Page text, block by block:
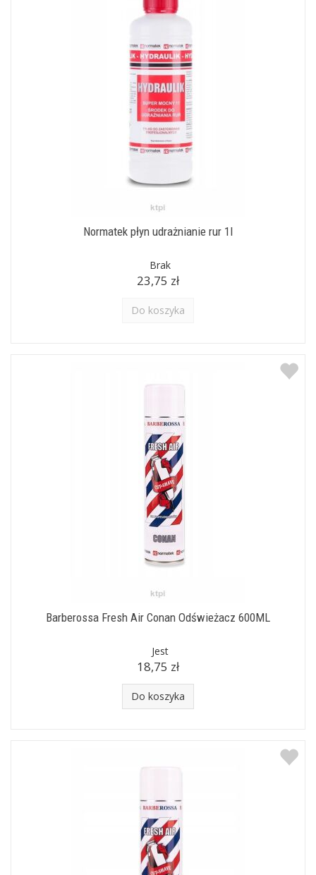
Normatek płyn udrażnianie rur 1l
Brak
23,75 zł
Do koszyka
Barberossa Fresh Air Conan Odświeżacz 600ML
Jest
18,75 zł
Do koszyka